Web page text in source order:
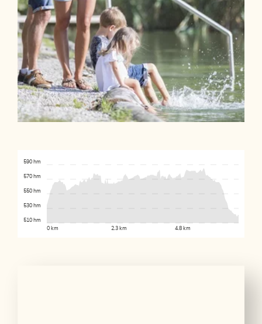
0 km 2.3 km 4.8 km
510 hm
530 hm
550 hm
570 hm
590 hm